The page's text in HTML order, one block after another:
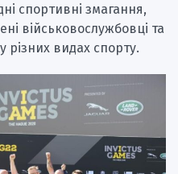
спортивні змагання,
військовослужбовці та
різних видах спорту.